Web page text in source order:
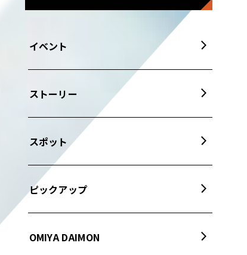
イベント
ストーリー
スポット
ピックアップ
OMIYA DAIMON